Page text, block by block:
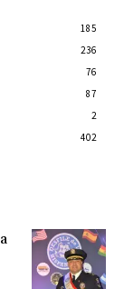
185
236
76
87
2
402